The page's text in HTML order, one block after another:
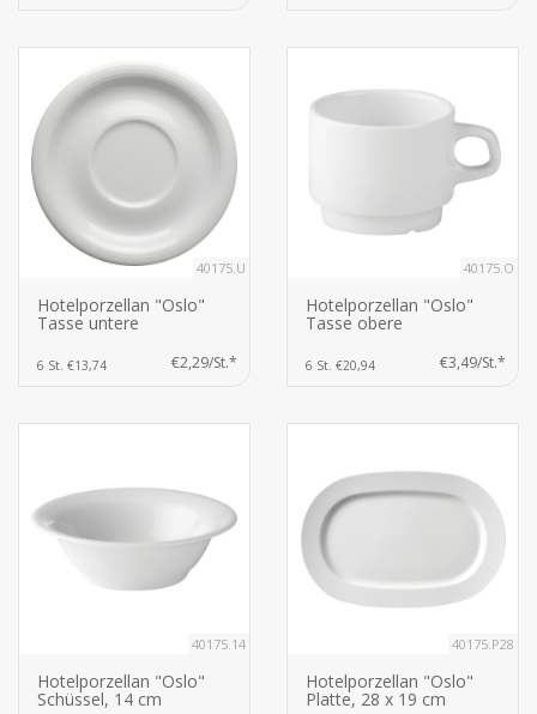
40175.U
Hotelporzellan "Oslo"
Tasse untere
6 St. €13,74 €2,29/St.*
40175.O
Hotelporzellan "Oslo"
Tasse obere
6 St. €20,94 €3,49/St.*
40175.14
Hotelporzellan "Oslo"
Schüssel, 14 cm
40175.P28
Hotelporzellan "Oslo"
Platte, 28 x 19 cm